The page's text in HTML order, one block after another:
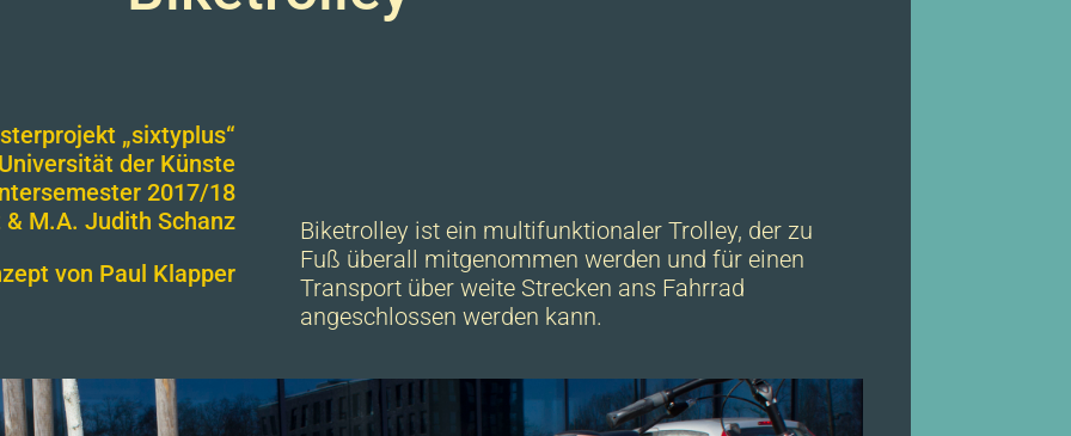
„sixtyplus“
der Künste
2017/18
M.A. Judith Schanz
von Paul Klapper
Biketrolley ist ein multifunktionaler Trolley, der zu
Fuß überall mitgenommen werden und für einen
Transport über weite Strecken ans Fahrrad
angeschlossen werden kann.